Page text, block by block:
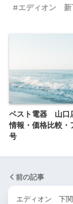
エディオン 新
ベスト電器 山口
情報・価格比較・
号
前の記事
エディオン 下関